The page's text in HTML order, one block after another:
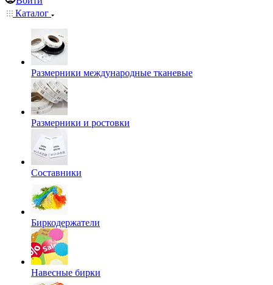
Каталог
Размерники международные тканевые
Размерники и ростовки
Составники
Биркодержатели
Навесные бирки